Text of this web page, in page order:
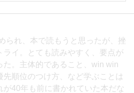
られ、本で読もうと思ったが、挫
ライ。とても読みやすく、要点が
た。主体的であること、win win
先順位のつけ方、など学ぶことは
が40年も前に書かれていた本だな